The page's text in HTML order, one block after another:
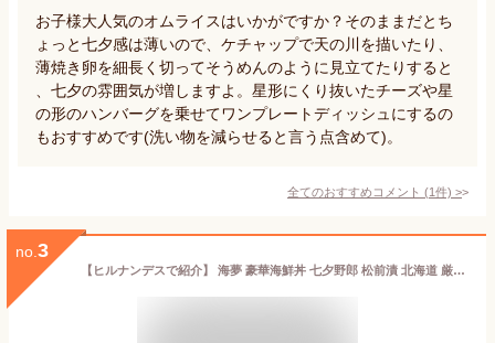
お子様大人気のオムライスはいかがですか？そのままだとち
ょっと七夕感は薄いので、ケチャップで天の川を描いたり、
薄焼き卵を細長く切ってそうめんのように見立てたりすると
、七夕の雰囲気が増しますよ。星形にくり抜いたチーズや星
の形のハンバーグを乗せてワンプレートディッシュにするの
もおすすめです(洗い物を減らせると言う点含めて)。
全てのおすすめコメント (1件) >
no. 3
【ヒルナンデスで紹介】 海夢 豪華海鮮丼 七夕野郎 松前漬 北海道 厳選素材使用 お取り寄せで人気 海鮮 松前漬け 1個